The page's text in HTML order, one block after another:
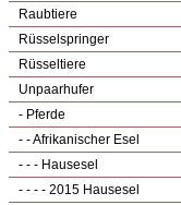
Raubtiere
Rüsselspringer
Rüsseltiere
Unpaarhufer
- Pferde
- - Afrikanischer Esel
- - - Hausesel
- - - - 2015 Hausesel